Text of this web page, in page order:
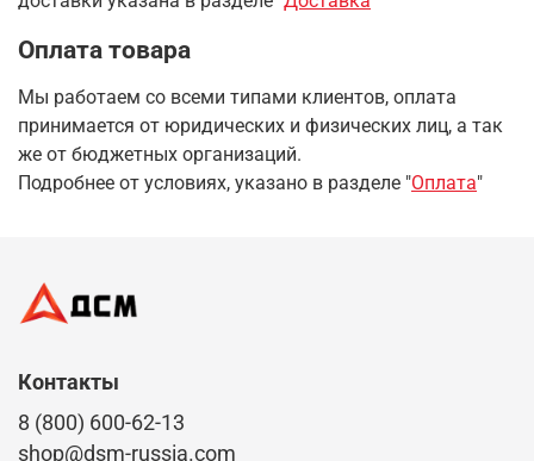
Оплата товара
Мы работаем со всеми типами клиентов, оплата
принимается от юридических и физических лиц, а так
же от бюджетных организаций.
Подробнее от условиях, указано в разделе "Оплата"
Контакты
8 (800) 600-62-13
shop@dsm-russia.com